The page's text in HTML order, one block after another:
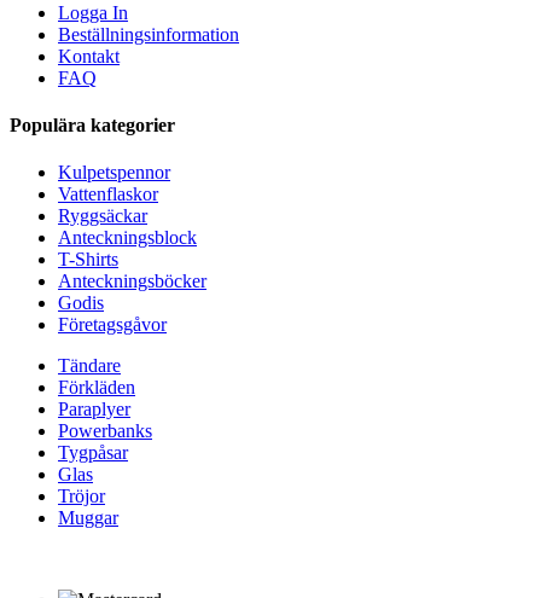
Logga In
Beställningsinformation
Kontakt
FAQ
Populära kategorier
Kulpetspennor
Vattenflaskor
Ryggsäckar
Anteckningsblock
T-Shirts
Anteckningsböcker
Godis
Företagsgåvor
Tändare
Förkläden
Paraplyer
Powerbanks
Tygpåsar
Glas
Tröjor
Muggar